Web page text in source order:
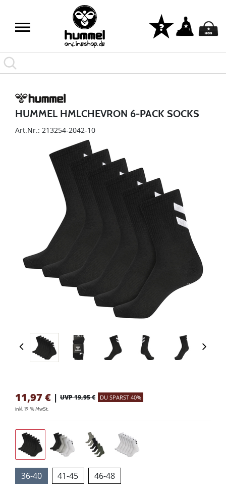
HUMMEL HMLCHEVRON 6-PACK SOCKS
Art.Nr.: 213254-2042-10
11,97 € | UVP 19,95 € DU SPARST 40%
inkl. 19 % MwSt.
36-40 41-45 46-48